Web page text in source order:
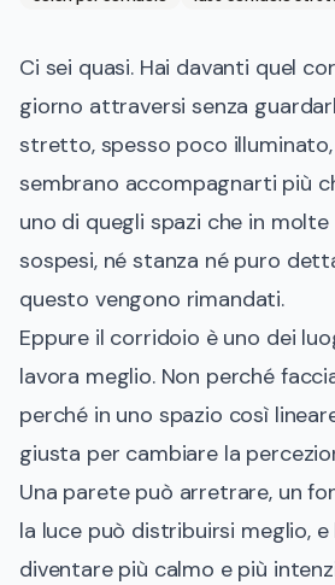
Ci sei quasi. Hai davanti quel
giorno attraversi senza
stretto, spesso poco
sembrano accompagnarti più
uno di quegli spazi che in
sospesi, né stanza né puro
questo vengono rimandati.
Eppure il corridoio è uno dei
lavora meglio. Non perché
perché in uno spazio così
giusta per cambiare la
Una parete può arretrare, un
la luce può distribuirsi meglio, e
diventare più calmo e più